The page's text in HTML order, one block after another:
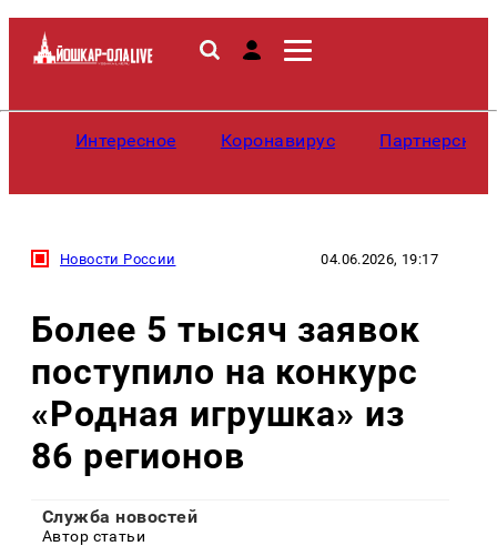
Интересное Коронавирус
Новости России 04.06.2026, 19:17
Более 5 тысяч заявок
поступило на конкурс
«Родная игрушка» из
86 регионов
Служба новостей
Автор статьи